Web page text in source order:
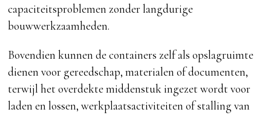
capaciteitsproblemen zonder langdurige
bouwwerkzaamheden.
Bovendien kunnen de containers zelf als opslagruimte
dienen voor gereedschap, materialen of documenten,
terwijl het overdekte middenstuk ingezet wordt voor
laden en lossen, werkplaatsactiviteiten of stalling van